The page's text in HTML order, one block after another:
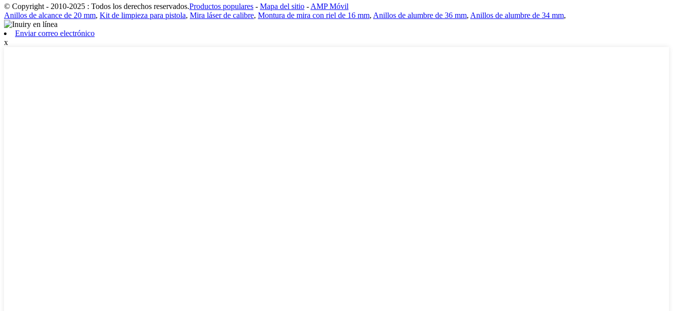
© Copyright - 2010-2025 : Todos los derechos reservados.Productos populares - Mapa del sitio - AMP Móvil
Anillos de alcance de 20 mm, Kit de limpieza para pistola, Mira láser de calibre, Montura de mira con riel de 16 mm, Anillos de alumbre de 36 mm, Anillos de alumbre de 34 mm,
Enviar correo electrónico
x